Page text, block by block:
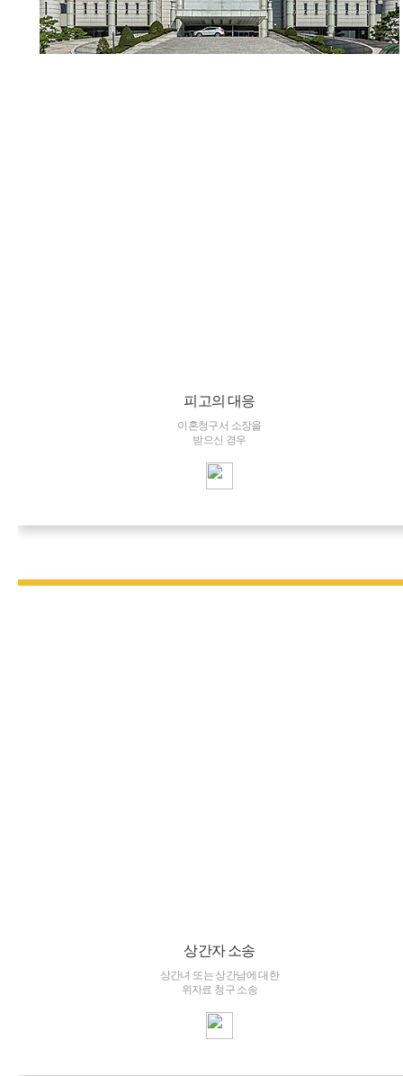
피고의 대응
이혼청구서 소장을
받으신 경우
상간자 소송
상간녀 또는 상간남에 대한
위자료 청구 소송